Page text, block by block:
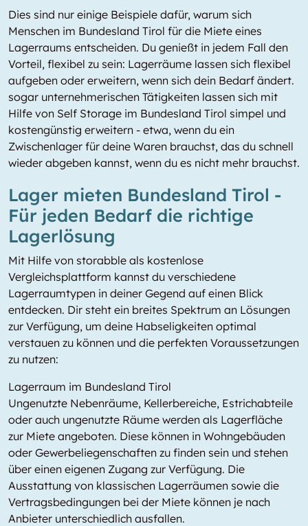
Dies sind nur einige Beispiele dafür, warum sich
Menschen im Bundesland Tirol für die Miete eines
Lagerraums entscheiden. Du genießt in jedem Fall den
Vorteil, flexibel zu sein: Lagerräume lassen sich flexibel
aufgeben oder erweitern, wenn sich dein Bedarf ändert.
sogar unternehmerischen Tätigkeiten lassen sich mit
Hilfe von Self Storage im Bundesland Tirol simpel und
kostengünstig erweitern - etwa, wenn du ein
Zwischenlager für deine Waren brauchst, das du schnell
wieder abgeben kannst, wenn du es nicht mehr brauchst.
Lager mieten Bundesland Tirol -
Für jeden Bedarf die richtige
Lagerlösung
Mit Hilfe von storabble als kostenlose
Vergleichsplattform kannst du verschiedene
Lagerraumtypen in deiner Gegend auf einen Blick
entdecken. Dir steht ein breites Spektrum an Lösungen
zur Verfügung, um deine Habseligkeiten optimal
verstauen zu können und die perfekten Voraussetzungen
zu nutzen:
Lagerraum im Bundesland Tirol
Ungenutzte Nebenräume, Kellerbereiche, Estrichabteile
oder auch ungenutzte Räume werden als Lagerfläche
zur Miete angeboten. Diese können in Wohngebäuden
oder Gewerbeliegenschaften zu finden sein und stehen
über einen eigenen Zugang zur Verfügung. Die
Ausstattung von klassischen Lagerräumen sowie die
Vertragsbedingungen bei der Miete können je nach
Anbieter unterschiedlich ausfallen.